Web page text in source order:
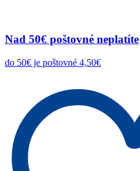
Nad 50€ poštovné neplatíte
do 50€ je poštovné 4,50€